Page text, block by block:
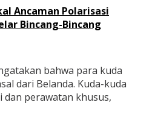
Ancaman Polarisasi
Bincang-Bincang
bahwa para kuda
dari Belanda. Kuda-kuda
dan perawatan khusus,